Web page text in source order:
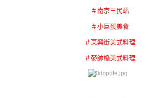
＃南京三民站
＃小巨蛋美食
＃東興街美式料理
＃麥帥橋美式料理